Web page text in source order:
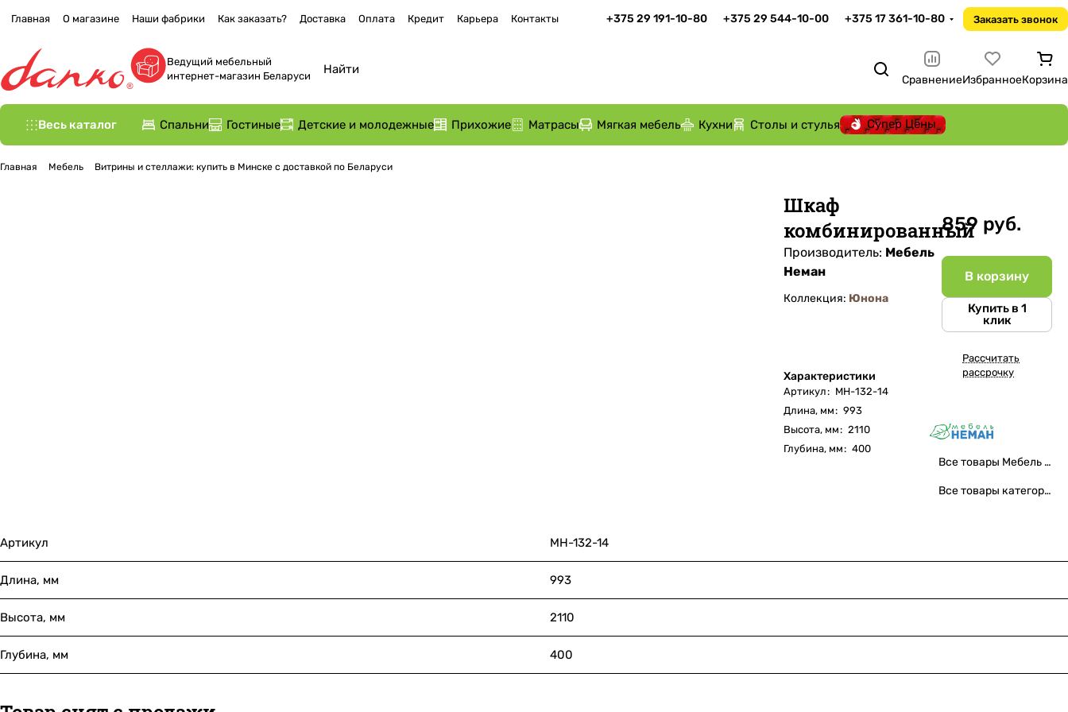
Главная О магазине Наши фабрики Как заказать? Доставка Оплата Кредит Карьера Контакты +375 29 191-10-80 +375 29 544-10-00 +375 17 361-10-80 Заказать звонок
Ведущий мебельный
интернет-магазин Беларуси
СравнениеИзбранноеКорзина
Весь каталог Спальни Гостиные Детские и молодежные Прихожие Матрасы Мягкая мебель Кухни Столы и стулья Супер Цены
Главная Мебель Витрины и стеллажи: купить в Минске с доставкой по Беларуси
Шкаф
комбинированный
Производитель: Мебель
Неман
Коллекция: Юнона
Характеристики
Артикул: МН-132-14
Длина, мм: 993
Высота, мм: 2110
Глубина, мм: 400
859 руб.
В корзину
Купить в 1
клик
Рассчитать
рассрочку
Все товары Мебель Неман
Все товары категории
Артикул МН-132-14
Длина, мм 993
Высота, мм 2110
Глубина, мм 400